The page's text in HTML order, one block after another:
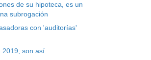
de su hipoteca, es un
subrogación
con 'auditorías'
2019, son así…